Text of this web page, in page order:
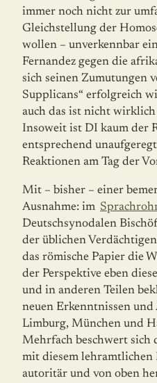
immer noch nicht zur
Gleichstellung der
wollen – unverkennbar
Fernandez gegen die
sich seinen Zumutungen
Supplicans“ erfolgreich
auch das ist nicht wirklich
Insoweit ist DI kaum der
entsprechend
Reaktionen am Tag der
Mit – bisher – einer
Ausnahme: im
Deutschsynodalen
der üblichen
das römi­sche Papier die
der Perspektive eben
und in anderen Teilen
neuen Erkenntnissen
Limburg, München und
Mehrfach beschwert sich
mit diesem lehramtlichen
autoritär und von oben